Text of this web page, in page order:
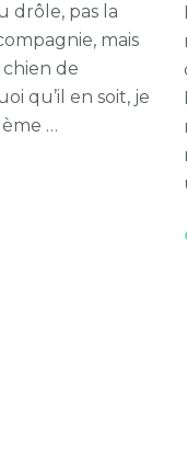
drôle, pas la
mais
de
qu’il en soit, je
…